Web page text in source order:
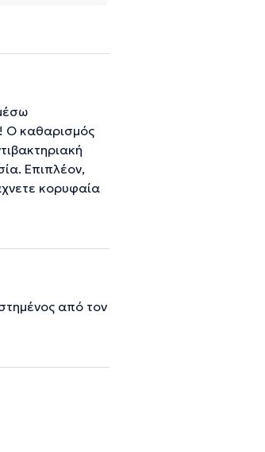
Ο καθαρισμός
Επιπλέον,
κορυφαία
από τον